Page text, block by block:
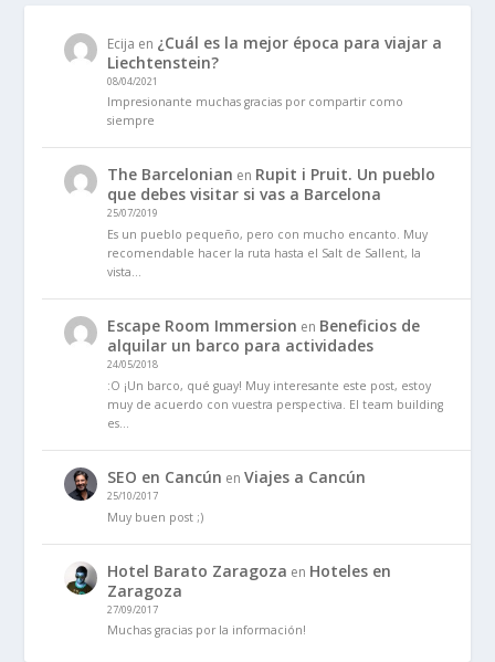
Ecija en ¿Cuál es la mejor época para viajar a
Liechtenstein?
08/04/2021
Impresionante muchas gracias por compartir como
siempre
The Barcelonian en Rupit i Pruit. Un pueblo
que debes visitar si vas a Barcelona
25/07/2019
Es un pueblo pequeño, pero con mucho encanto. Muy
recomendable hacer la ruta hasta el Salt de Sallent, la
vista…
Escape Room Immersion en Beneficios de
alquilar un barco para actividades
24/05/2018
:O ¡Un barco, qué guay! Muy interesante este post, estoy
muy de acuerdo con vuestra perspectiva. El team building
es…
SEO en Cancún enViajes a Cancún
25/10/2017
Muy buen post ;)
Hotel Barato Zaragoza en Hoteles en
Zaragoza
27/09/2017
Muchas gracias por la información!